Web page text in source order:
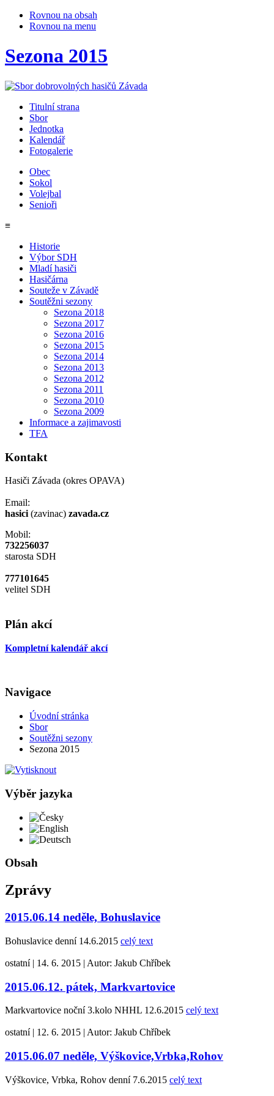
Rovnou na obsah
Rovnou na menu
Sezona 2015
Titulní strana
Sbor
Jednotka
Kalendář
Fotogalerie
Obec
Sokol
Volejbal
Senioři
≡
Historie
Výbor SDH
Mladí hasiči
Hasičárna
Souteže v Závadě
Soutěžni sezony
Sezona 2018
Sezona 2017
Sezona 2016
Sezona 2015
Sezona 2014
Sezona 2013
Sezona 2012
Sezona 2011
Sezona 2010
Sezona 2009
Informace a zajimavosti
TFA
Kontakt
Hasiči Závada (okres OPAVA)
Email:
hasici (zavinac) zavada.cz
Mobil:
732256037
starosta SDH
777101645
velitel SDH
Plán akcí
Kompletní kalendář akcí
Navigace
Úvodní stránka
Sbor
Soutěžni sezony
Sezona 2015
Výběr jazyka
Česky
Obsah
Zprávy
2015.06.14 neděle, Bohuslavice
Bohuslavice denní 14.6.2015 celý text
ostatní | 14. 6. 2015 | Autor: Jakub Chříbek
2015.06.12. pátek, Markvartovice
Markvartovice noční 3.kolo NHHL 12.6.2015 celý text
ostatní | 12. 6. 2015 | Autor: Jakub Chříbek
2015.06.07 neděle, Výškovice,Vrbka,Rohov
Výškovice, Vrbka, Rohov denní 7.6.2015 celý text